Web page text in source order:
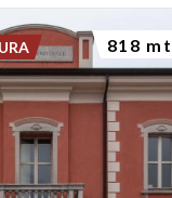
di Paolo Bernini.
818 mt